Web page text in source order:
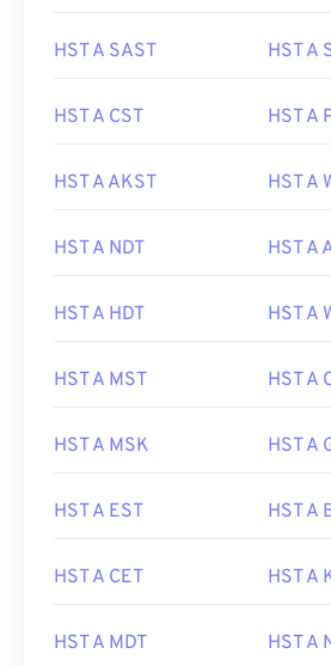
HST A SAST HST A
HST A CST HST A
HST A AKST HST A
HST A NDT HST A
HST A HDT HST A
HST A MST HST A
HST A MSK HST A
HST A EST HST A
HST A CET HST A
HST A MDT HST A